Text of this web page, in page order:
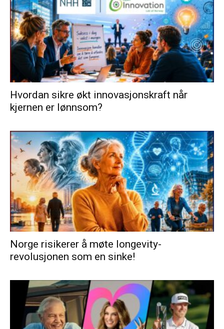
Hvordan sikre økt innovasjonskraft når
kjernen er lønnsom?
Norge risikerer å møte longevity-
revolusjonen som en sinke!